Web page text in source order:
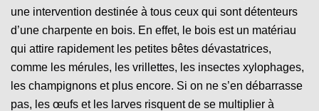
une intervention destinée à tous ceux qui sont détenteurs
d’une charpente en bois. En effet, le bois est un matériau
qui attire rapidement les petites bêtes dévastatrices,
comme les mérules, les vrillettes, les insectes xylophages,
les champignons et plus encore. Si on ne s’en débarrasse
pas, les œufs et les larves risquent de se multiplier à